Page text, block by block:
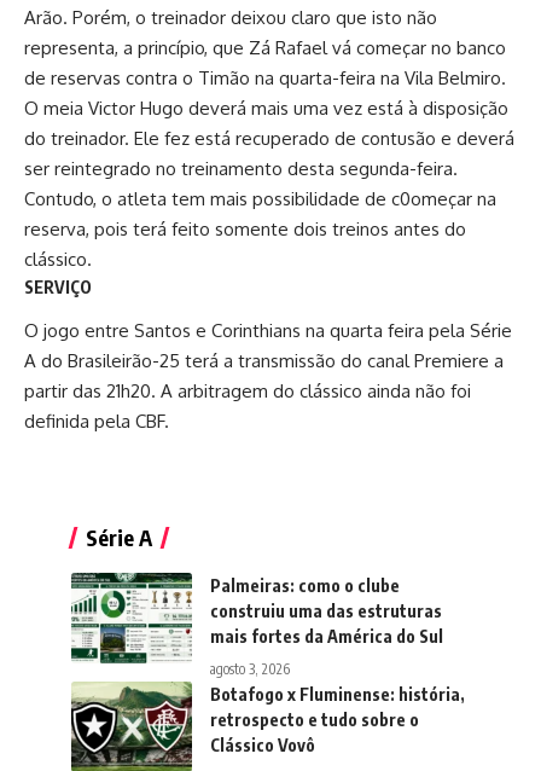
Arão. Porém, o treinador deixou claro que isto não
representa, a princípio, que Zá Rafael vá começar no banco
de reservas contra o Timão na quarta-feira na Vila Belmiro.
O meia Victor Hugo deverá mais uma vez está à disposição
do treinador. Ele fez está recuperado de contusão e deverá
ser reintegrado no treinamento desta segunda-feira.
Contudo, o atleta tem mais possibilidade de c0omeçar na
reserva, pois terá feito somente dois treinos antes do
clássico.
SERVIÇO
O jogo entre Santos e Corinthians na quarta feira pela Série
A do Brasileirão-25 terá a transmissão do canal Premiere a
partir das 21h20. A arbitragem do clássico ainda não foi
definida pela CBF.
Série A
Palmeiras: como o clube
construiu uma das estruturas
mais fortes da América do Sul
agosto 3, 2026
Botafogo x Fluminense: história,
retrospecto e tudo sobre o
Clássico Vovô